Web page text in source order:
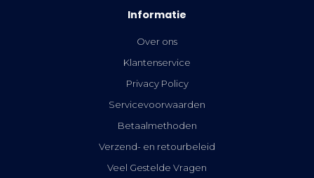
Informatie
Over ons
Klantenservice
Privacy Policy
Servicevoorwaarden
Betaalmethoden
Verzend- en retourbeleid
Veel Gestelde Vragen